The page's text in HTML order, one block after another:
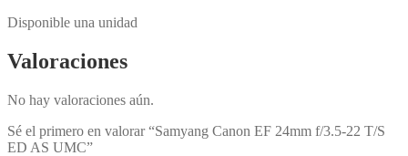
Disponible una unidad
Valoraciones
No hay valoraciones aún.
Sé el primero en valorar “Samyang Canon EF 24mm f/3.5-22 T/S
ED AS UMC”